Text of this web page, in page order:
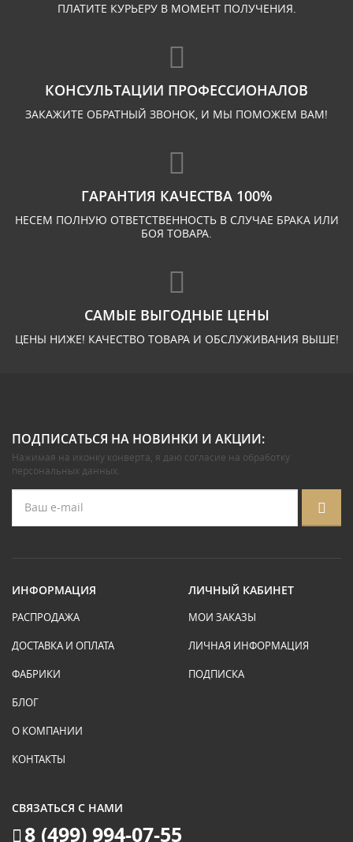
ПЛАТИТЕ КУРЬЕРУ В МОМЕНТ ПОЛУЧЕНИЯ.
КОНСУЛЬТАЦИИ ПРОФЕССИОНАЛОВ
ЗАКАЖИТЕ ОБРАТНЫЙ ЗВОНОК, И МЫ ПОМОЖЕМ ВАМ!
ГАРАНТИЯ КАЧЕСТВА 100%
НЕСЕМ ПОЛНУЮ ОТВЕТСТВЕННОСТЬ В СЛУЧАЕ БРАКА ИЛИ
БОЯ ТОВАРА.
САМЫЕ ВЫГОДНЫЕ ЦЕНЫ
ЦЕНЫ НИЖЕ! КАЧЕСТВО ТОВАРА И ОБСЛУЖИВАНИЯ ВЫШЕ!
ПОДПИСАТЬСЯ НА НОВИНКИ И АКЦИИ:
Нажимая на иконку конверта, я даю согласие на обработку
персональных данных.
ИНФОРМАЦИЯ
РАСПРОДАЖА
ДОСТАВКА И ОПЛАТА
ФАБРИКИ
БЛОГ
О КОМПАНИИ
КОНТАКТЫ
ЛИЧНЫЙ КАБИНЕТ
МОИ ЗАКАЗЫ
ЛИЧНАЯ ИНФОРМАЦИЯ
ПОДПИСКА
СВЯЗАТЬСЯ С НАМИ
8 (499) 994-07-55